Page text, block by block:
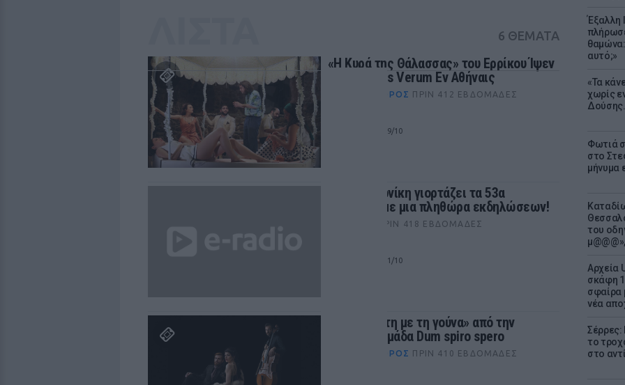
Έξαλλη
αυτό;»
«Τα
χωρίς
Φωτιά
στο
μήνυμα
του
Αρχεία
σκάφη
σφαίρα
νέα
Σέρρες:
το
στο
6 ΘΕΜΑΤΑ
«Η Κυρά της Θάλασσας» του Ερρίκου Ίψεν
στο Tempus Verum Εν Αθήναις
ΘΈΑΤΡΟ+ΧΟΡΌΣ ΠΡΙΝ 412 ΕΒΔΟΜΆΔΕΣ
από 10/09 έως 09/10
Η Θεσσαλονίκη γιορτάζει τα 53α
Δημήτρια με μια πληθώρα εκδηλώσεων!
ΠΡΙΝ 418 ΕΒΔΟΜΆΔΕΣ
από 29/09 έως 21/10
«Η Αφροδίτη με τη γούνα» από την
θεατρική ομάδα Dum spiro spero
ΘΈΑΤΡΟ+ΧΟΡΌΣ ΠΡΙΝ 410 ΕΒΔΟΜΆΔΕΣ